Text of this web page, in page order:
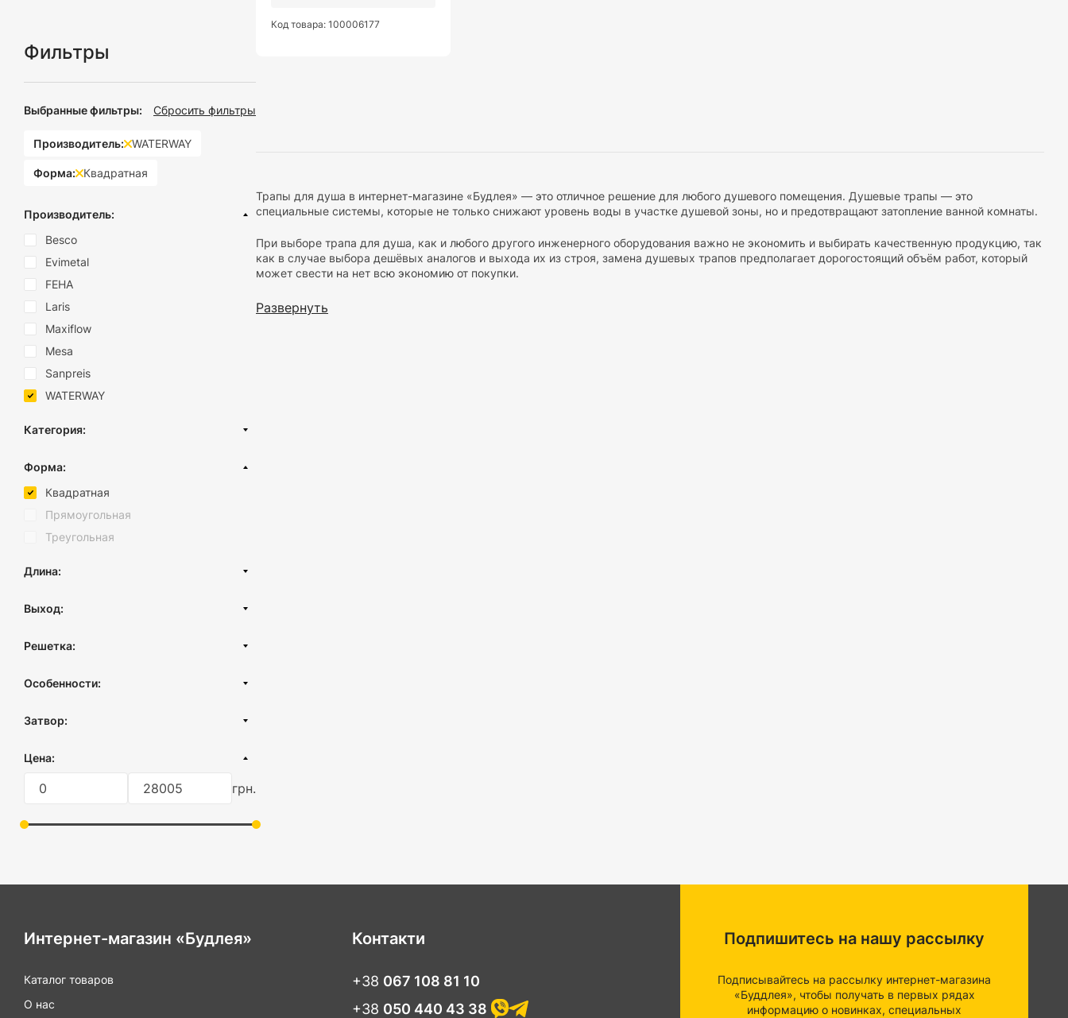
Фильтры
Выбранные фильтры: Сбросить фильтры
Производитель: WATERWAY
Форма: Квадратная
Производитель:
Besco
Evimetal
FEHA
Laris
Maxiflow
Mesa
Sanpreis
WATERWAY
Категория:
Трап для балкона и террасы
Форма:
Квадратная
Прямоугольная
Треугольная
Длина:
Выход:
Решетка:
Особенности:
С гидроизоляцией
С металлическим корпусом
С фланцем
С поворотным сифоном
Затвор:
Комбинированный затвор
Цена:
грн.
Трапы для душа в интернет-магазине «Будлея» — это отличное решение для любого душевого помещения. Душевые трапы — это
специальные системы, которые не только снижают уровень воды в участке душевой зоны, но и предотвращают затопление ванной комнаты.
При выборе трапа для душа, как и любого другого инженерного оборудования важно не экономить и выбирать качественную продукцию, так
как в случае выбора дешёвых аналогов и выхода их из строя, замена душевых трапов предполагает дорогостоящий объём работ, который
может свести на нет всю экономию от покупки.
В нашем магазине представлен широкий ассортимент душевых трапов различных размеров, форм и материалов. Основными ключевыми
функциями, которые делают трапы для душа такими популярными, являются качественное водоотведение, удобство обслуживания трапа
Развернуть
Код товара: 100006177
Интернет-магазин «Будлея»
Каталог товаров
О нас
Контакти
+38 067 108 81 10
+38 050 440 43 38
Подпишитесь на нашу рассылку
Подписывайтесь на рассылку интернет-магазина
«Буддлея», чтобы получать в первых рядах
информацию о новинках, специальных